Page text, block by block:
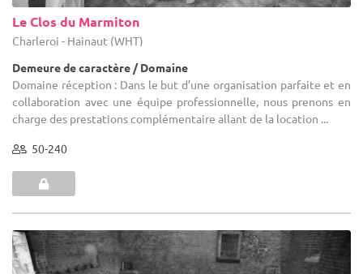
Le Clos du Marmiton
Charleroi - Hainaut (WHT)
Demeure de caractère / Domaine
Domaine réception : Dans le but d’une organisation parfaite et en
collaboration avec une équipe professionnelle, nous prenons en
charge des prestations complémentaire allant de la location ...
50-240